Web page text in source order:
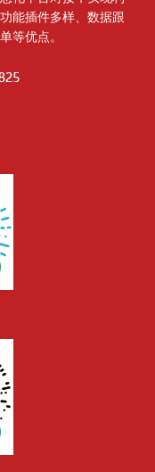
能插件多样、数据跟
等优点。